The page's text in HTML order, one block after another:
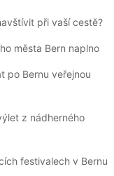
při vaší cestě?
města Bern naplno
po Bernu veřejnou
z nádherného
festivalech v Bernu